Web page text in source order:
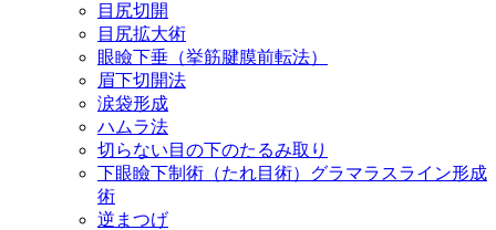
目尻切開
目尻拡大術
眼瞼下垂（挙筋腱膜前転法）
眉下切開法
涙袋形成
ハムラ法
切らない目の下のたるみ取り
下眼瞼下制術（たれ目術）グラマラスライン形成
術
逆まつげ